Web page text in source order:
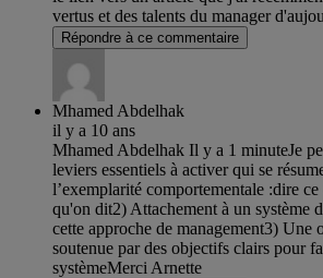
vertus et des talents du manager
Répondre à ce commentaire
Mhamed Abdelhak
il y a 10 ans
Mhamed Abdelhak Il y a 1 minuteJe
leviers essentiels à activer qui se
l’exemplarité comportementale :dire
qu'on dit2) Attachement à un système
cette approche de management3) Une
soutenue par des objectifs clairs pour
systèmeMerci Arnette